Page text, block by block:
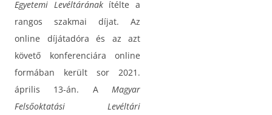
Egyetemi Levéltáránakítélte a
rangos szakmai díjat. Az
online díjátadóra és az azt
követő konferenciára online
formában került sor 2021.
április 13-án. A Magyar
Felsőoktatási Levéltári